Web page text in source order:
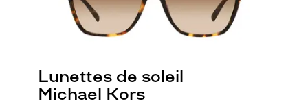
Lunettes de soleil
Michael Kors